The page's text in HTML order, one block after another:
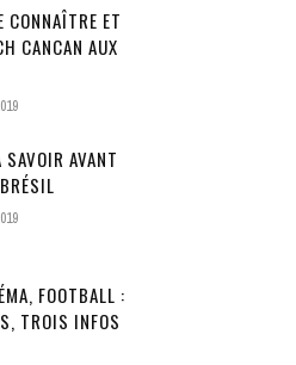
CONNAÎTRE ET
CANCAN AUX
AVANT
FOOTBALL :
TROIS INFOS